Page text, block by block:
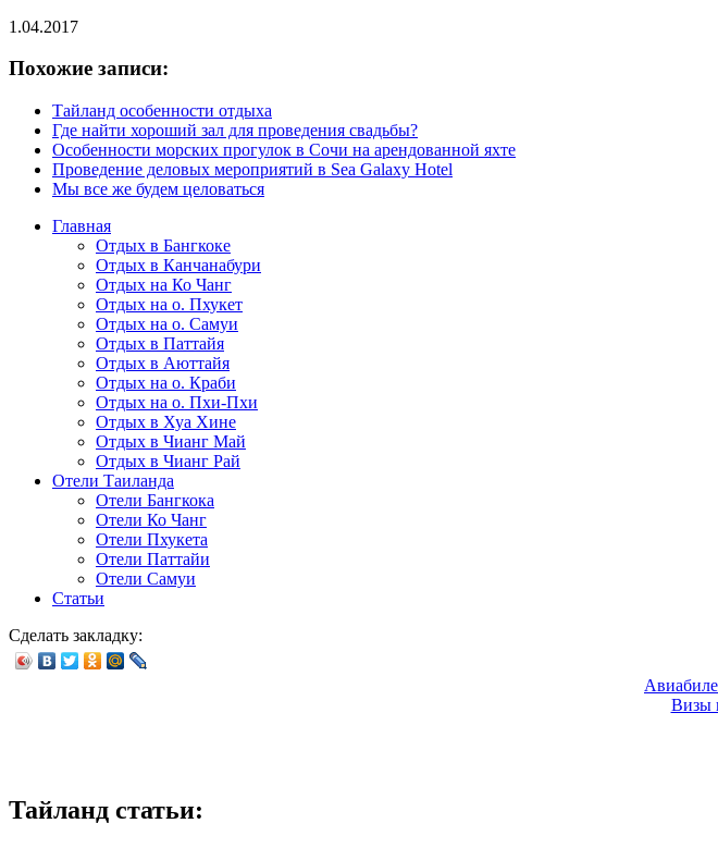
1.04.2017
Похожие записи:
Тайланд особенности отдыха
Где найти хороший зал для проведения свадьбы?
Особенности морских прогулок в Сочи на арендованной яхте
Проведение деловых мероприятий в Sea Galaxy Hotel
Мы все же будем целоваться
Главная
Отдых в Бангкоке
Отдых в Канчанабури
Отдых на Ко Чанг
Отдых на о. Пхукет
Отдых на о. Самуи
Отдых в Паттайя
Отдых в Аюттайя
Отдых на о. Краби
Отдых на о. Пхи-Пхи
Отдых в Хуа Хине
Отдых в Чианг Май
Отдых в Чианг Рай
Отели Таиланда
Отели Бангкока
Отели Ко Чанг
Отели Пхукета
Отели Паттайи
Отели Самуи
Статьи
Сделать закладку:
Визы
Тайланд статьи: